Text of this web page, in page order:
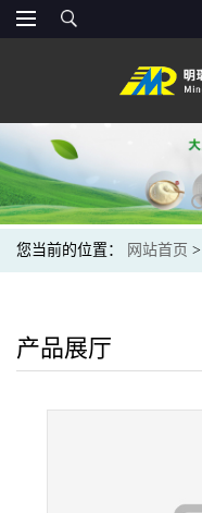
您当前的位置： 网站首页 >
产品展厅